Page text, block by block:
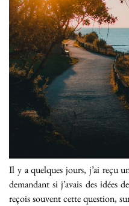
Il y a quelques jours, j’ai reçu
demandant si j’avais des idées
reçois souvent cette question,